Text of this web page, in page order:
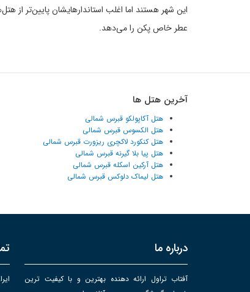
این شهر هستند اما اغلب استاندارهایشان پایین‌تر
عطر خاص پکن را می‌دهد.
آخرین هتل ها
هتل آکاپولکو قبرس شمالی
هتل الکسوس قبرس شمالی
هتل کنکورد لاکچری ریزورت قبرس شمالی
هتل پیا بلا گیرنه قبرس شمالی
هتل آرکین اسکله قبرس شمالی
هتل لیماک دلوکس قبرس شمالی
درباره ما
آفتاب تراول ارائه دهنده بهترین و با کیفیت ترین